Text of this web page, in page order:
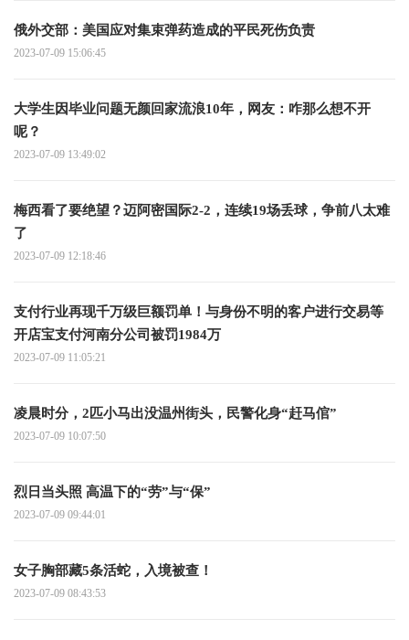
俄外交部：美国应对集束弹药造成的平民死伤负责
2023-07-09 15:06:45
大学生因毕业问题无颜回家流浪10年，网友：咋那么想不开
呢？
2023-07-09 13:49:02
梅西看了要绝望？迈阿密国际2-2，连续19场丢球，争前八太难
了
2023-07-09 12:18:46
支付行业再现千万级巨额罚单！与身份不明的客户进行交易等
开店宝支付河南分公司被罚1984万
2023-07-09 11:05:21
凌晨时分，2匹小马出没温州街头，民警化身“赶马倌”
2023-07-09 10:07:50
烈日当头照 高温下的“劳”与“保”
2023-07-09 09:44:01
女子胸部藏5条活蛇，入境被查！
2023-07-09 08:43:53